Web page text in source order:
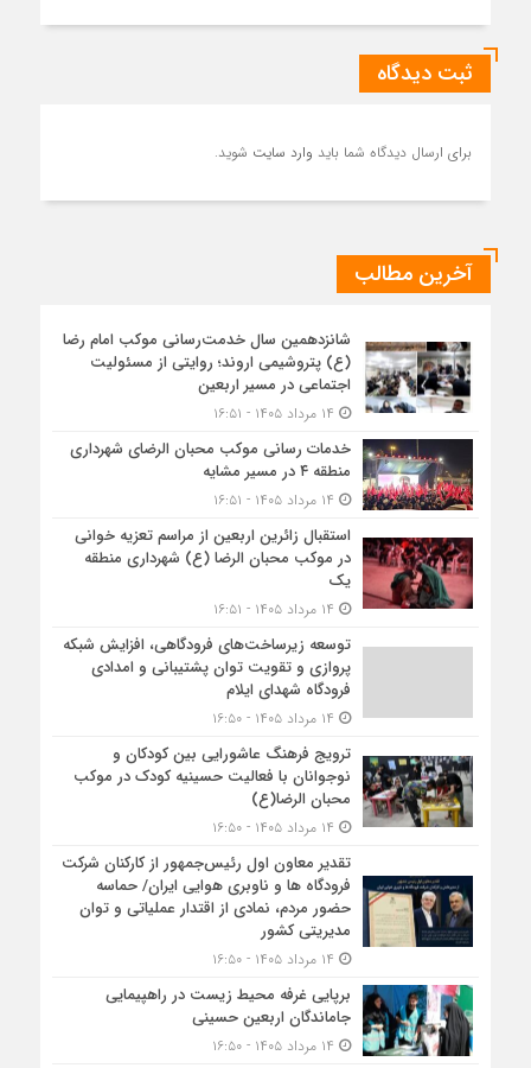
ثبت دیدگاه
برای ارسال دیدگاه شما باید وارد سایت شوید.
آخرین مطالب
شانزدهمین سال خدمت‌رسانی موکب امام رضا
(ع) پتروشیمی اروند؛ روایتی از مسئولیت
اجتماعی در مسیر اربعین
خدمات رسانی موکب محبان الرضای شهرداری
منطقه ۴ در مسیر مشایه
استقبال زائرین اربعین از مراسم تعزیه خوانی
در موکب محبان الرضا (ع) شهرداری منطقه
یک
توسعه زیرساخت‌های فرودگاهی، افزایش شبکه
پروازی و تقویت توان پشتیبانی و امدادی
فرودگاه شهدای ایلام
ترویج فرهنگ عاشورایی بین کودکان و
نوجوانان با فعالیت حسینیه کودک در موکب
محبان الرضا(ع)
تقدیر معاون اول رئیس‌جمهور از کارکنان شرکت
فرودگاه ها و ناوبری هوایی ایران/ حماسه
حضور مردم، نمادی از اقتدار عملیاتی و توان
مدیریتی کشور
برپایی غرفه محیط زیست در راهپیمایی
جاماندگان اربعین حسینی